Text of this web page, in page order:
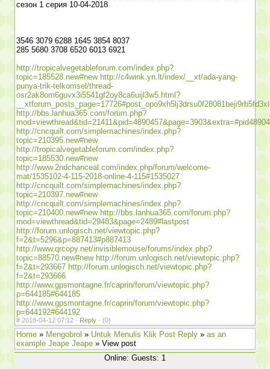
сезон 1 серия 10-04-2018
3546 3079 6288 1645 3854 8037
285 5680 3708 6520 6013 6921
http://tropicalvegetableforum.com/index.php?
topic=185528.new#new http://c4wink.yn.lt/index/__xt/ada-yang-
punya-trik-telkomsel/thread-
osr2ak8om6guvx3i5541gf2oy8ca6uijl3w5.html?
http://bbs.lanhua365.com/forum.php?
http://cncquilt.com/simplemachines/index.php?
topic=210395.new#new
http://tropicalvegetableforum.com/index.php?
topic=185530.new#new
http://www.2ndchanceal.com/index.php/forum/welcome-
mat/1535102-4-115-2018-online-4-115#1535027
http://cncquilt.com/simplemachines/index.php?
topic=210397.new#new
http://cncquilt.com/simplemachines/index.php?
topic=210400.new#new http://bbs.lanhua365.com/forum.php?
mod=viewthread&tid=29483&page=2489#lastpost
http://forum.unlogisch.net/viewtopic.php?
f=2&t=5296&p=887413#p887413
http://www.qrcopy.net/invisiblemouse/forums/index.php?
topic=88570.new#new http://forum.unlogisch.net/viewtopic.php?
f=2&t=293667 http://forum.unlogisch.net/viewtopic.php?
f=2&t=293666
http://www.gpsmontagne.fr/caprin/forum/viewtopic.php?
p=644185#644185
http://www.gpsmontagne.fr/caprin/forum/viewtopic.php?
p=644192#644192
# 2018-04-12 07:12 · Reply · (0)
Home » Mengobrol » Untuk Menulis Klik Post Reply » as an
example Jeape Jeape » View post
Online: Guests: 1